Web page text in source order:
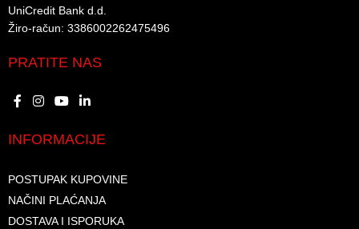
UniCredit Bank d.d.​
Žiro-račun: 3386002262475496​​
PRATITE NAS
INFORMACIJE
POSTUPAK KUPOVINE
NAČINI PLAĆANJA
DOSTAVA I ISPORUKA